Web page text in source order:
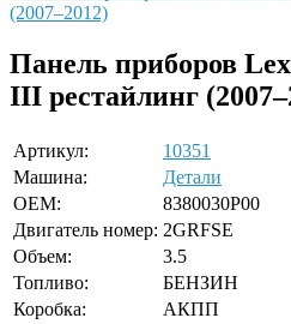
Панель приборов
III рестайлинг
Артикул:
10351
Машина:
Детали
OEM:
8380030P00
Двигатель номер: 2GRFSE
Объем:
3.5
Топливо:
БЕНЗИН
Коробка:
АКПП